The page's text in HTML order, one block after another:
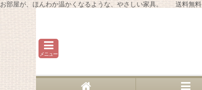
お部屋が、ほんわか温かくなるような、やさしい家具。 送料無料
メニュー